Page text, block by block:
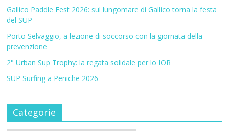
Gallico Paddle Fest 2026: sul lungomare di Gallico torna la festa
del SUP
Porto Selvaggio, a lezione di soccorso con la giornata della
prevenzione
2° Urban Sup Trophy: la regata solidale per lo IOR
SUP Surfing a Peniche 2026
Categorie